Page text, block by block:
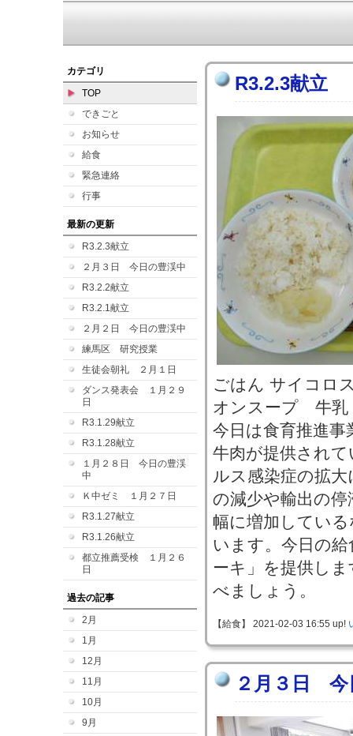
カテゴリ
TOP
できごと
お知らせ
給食
緊急連絡
行事
最新の更新
R3.2.3献立
２月３日 今日の豊渓中
R3.2.2献立
R3.2.1献立
２月２日 今日の豊渓中
練馬区 研究授業
生徒会朝礼 ２月１日
ダンス発表会 １月２９
日
R3.1.29献立
R3.1.28献立
１月２８日 今日の豊渓
中
Ｋ中ゼミ １月２７日
R3.1.27献立
R3.1.26献立
都立推薦受検 １月２６
日
過去の記事
2月
1月
12月
11月
10月
9月
R3.2.3献立
ごはん サイコ
オンスープ 牛乳
今日は食育推進
牛肉が提供され
ルス感染症の拡
の減少や輸出の
幅に増加してい
います。今日の
ーキ」を提供し
べましょう。
【給食】 2021-02-03 16:55 up!
２月３日 今